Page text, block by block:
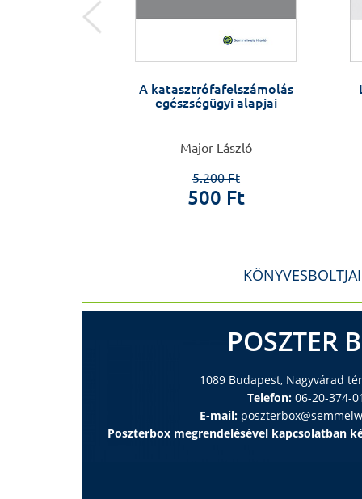
A katasztrófafelszámolás
egészségügyi alapjai
Major László
5.200 Ft
500 Ft
POSZTER
1089 Budapest, Nagyvárad
Telefon:06-20-374-
E-mail:
Poszterbox megrendelésével kapcsolatban